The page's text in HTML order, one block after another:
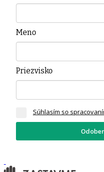
Meno
Priezvisko
Súhlasím so